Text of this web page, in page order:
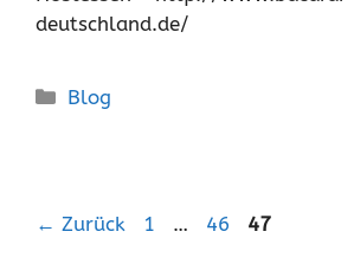
deutschland.de/
Kategorien
Blog
← Zurück Seite
1 … Seite
46 Seite
47